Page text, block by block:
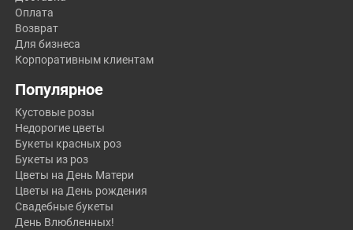
Оплата
Возврат
Для бизнеса
Корпоративным клиентам
Популярное
Кустовые розы
Недорогие цветы
Букеты красных роз
Букеты из роз
Цветы на День Матери
Цветы на День рождения
Свадебные букеты
День Влюбленных!